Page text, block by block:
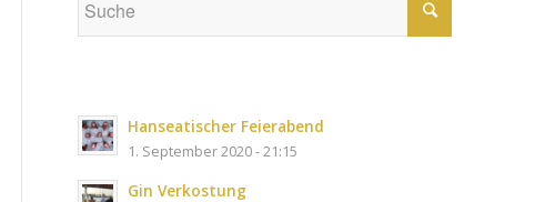
Hanseatischer Feierabend
1. September 2020 - 21:15
Gin Verkostung